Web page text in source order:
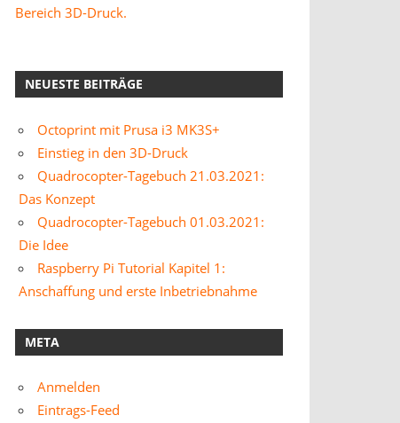
Bereich 3D-Druck.
NEUESTE BEITRÄGE
Octoprint mit Prusa i3 MK3S+
Einstieg in den 3D-Druck
Quadrocopter-Tagebuch 21.03.2021:
Das Konzept
Quadrocopter-Tagebuch 01.03.2021:
Die Idee
Raspberry Pi Tutorial Kapitel 1:
Anschaffung und erste Inbetriebnahme
META
Anmelden
Eintrags-Feed